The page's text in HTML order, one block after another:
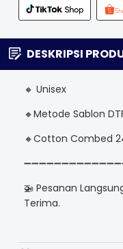
DESKRIPSI
🔸 Unisex
🔸Metode Sablon
🔸Cotton Combed
🚁 Pesanan
Terima.